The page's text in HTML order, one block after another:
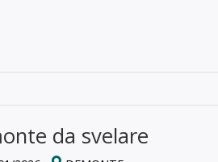
da svelare